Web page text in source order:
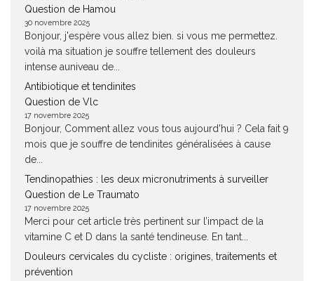
Question de Hamou
30 novembre 2025
Bonjour, j'espère vous allez bien. si vous me permettez.
voilà ma situation je souffre tellement des douleurs
intense auniveau de...
Antibiotique et tendinites
Question de Vlc
17 novembre 2025
Bonjour, Comment allez vous tous aujourd'hui ? Cela fait 9
mois que je souffre de tendinites généralisées à cause
de...
Tendinopathies : les deux micronutriments à surveiller
Question de Le Traumato
17 novembre 2025
Merci pour cet article très pertinent sur l’impact de la
vitamine C et D dans la santé tendineuse. En tant...
Douleurs cervicales du cycliste : origines, traitements et
prévention